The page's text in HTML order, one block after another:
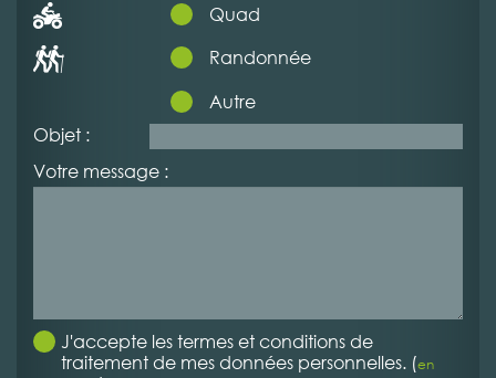
Quad
Randonnée
Autre
Objet :
Votre message :
J'accepte les termes et conditions de
traitement de mes données personnelles. (en